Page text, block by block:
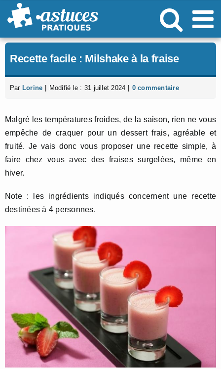
Passer
au
Recette facile : Milshake à la fraise
Par Lorine Modifié le : 31 juillet 2024 0 commentaire
Malgré les températures froides, de la saison, rien ne vous
empêche de craquer pour un dessert frais, agréable et
fruité. Je vais donc vous proposer une recette simple, à
faire chez vous avec des fraises surgelées, même en
hiver.
Note : les ingrédients indiqués concernent une recette
destinées à 4 personnes.